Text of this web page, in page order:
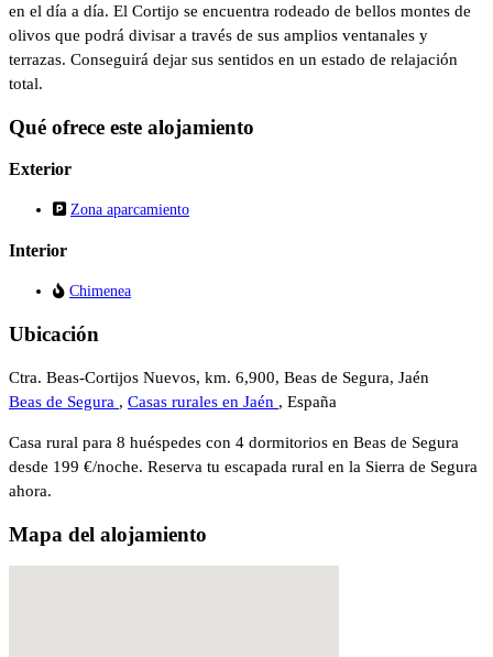
en el día a día. El Cortijo se encuentra rodeado de bellos montes de
olivos que podrá divisar a través de sus amplios ventanales y
terrazas. Conseguirá dejar sus sentidos en un estado de relajación
total.
Qué ofrece este alojamiento
Exterior
Zona aparcamiento
Interior
Chimenea
Ubicación
Ctra. Beas-Cortijos Nuevos, km. 6,900, Beas de Segura, Jaén
Beas de Segura , Casas rurales en Jaén , España
Casa rural para 8 huéspedes con 4 dormitorios en Beas de Segura
desde 199 €/noche. Reserva tu escapada rural en la Sierra de Segura
ahora.
Mapa del alojamiento